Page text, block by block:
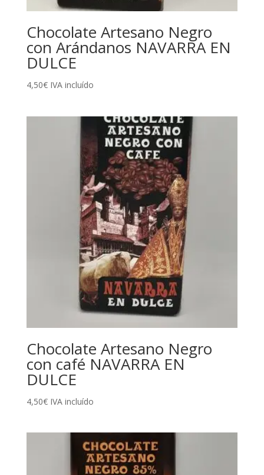
Chocolate Artesano Negro
con Arándanos NAVARRA EN
DULCE
4,50€ IVA incluído
Chocolate Artesano Negro
con café NAVARRA EN
DULCE
4,50€ IVA incluído